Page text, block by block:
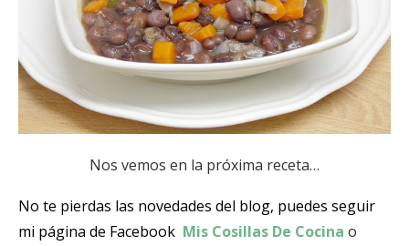
Nos vemos en la próxima receta…
No te pierdas las novedades del blog, puedes seguir
mi página de Facebook Mis Cosillas De Cocina o